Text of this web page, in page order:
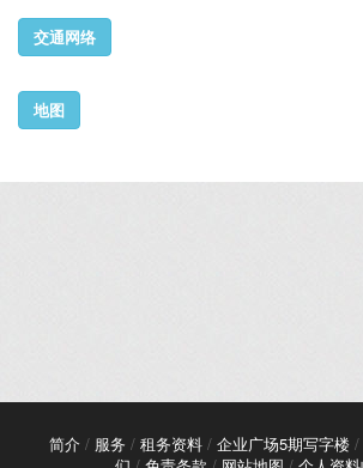
交通网络
地图
简介 / 服务 / 租务资料 / 企业广场5期写字楼 /